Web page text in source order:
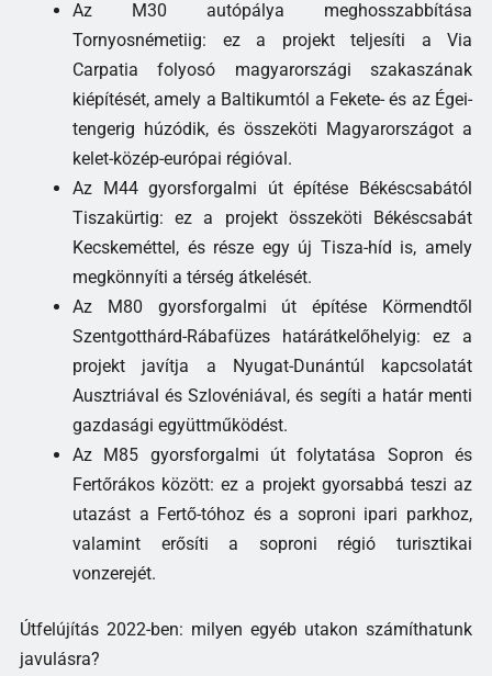
Az M30 autópálya meghosszabbítása
Tornyosnémetiig: ez a projekt teljesíti a Via
Carpatia folyosó magyarországi szakaszának
kiépítését, amely a Baltikumtól a Fekete- és az Égei-
tengerig húzódik, és összeköti Magyarországot a
kelet-közép-európai régióval.
Az M44 gyorsforgalmi út építése Békéscsabától
Tiszakürtig: ez a projekt összeköti Békéscsabát
Kecskeméttel, és része egy új Tisza-híd is, amely
megkönnyíti a térség átkelését.
Az M80 gyorsforgalmi út építése Körmendtől
Szentgotthárd-Rábafüzes határátkelőhelyig: ez a
projekt javítja a Nyugat-Dunántúl kapcsolatát
Ausztriával és Szlovéniával, és segíti a határ menti
gazdasági együttműködést.
Az M85 gyorsforgalmi út folytatása Sopron és
Fertőrákos között: ez a projekt gyorsabbá teszi az
utazást a Fertő-tóhoz és a soproni ipari parkhoz,
valamint erősíti a soproni régió turisztikai
vonzerejét.
Útfelújítás 2022-ben: milyen egyéb utakon számíthatunk
javulásra?